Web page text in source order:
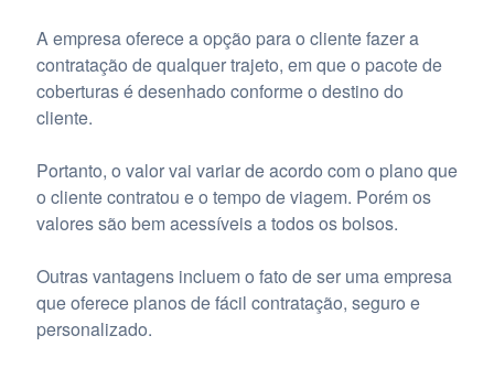
A empresa oferece a opção para o cliente fazer a
contratação de qualquer trajeto, em que o pacote de
coberturas é desenhado conforme o destino do
cliente.
Portanto, o valor vai variar de acordo com o plano que
o cliente contratou e o tempo de viagem. Porém os
valores são bem acessíveis a todos os bolsos.
Outras vantagens incluem o fato de ser uma empresa
que oferece planos de fácil contratação, seguro e
personalizado.